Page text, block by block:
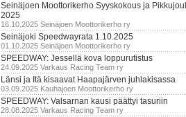
Seinäjoen Moottorikerho Syyskokous ja
2025
16.10.2025 Seinäjoen Moottorikerho ry
Seinäjoki Speedwayrata 1.10.2025
01.10.2025 Seinäjoen Moottorikerho ry
SPEEDWAY: Jessellä kova loppurutistus
24.09.2025 Varkaus Racing Team ry
Länsi ja Itä kisaavat Haapajärven juhlakisassa
03.09.2025 Kauhajoen Moottorikerho ry
SPEEDWAY: Valsarnan kausi päättyi tasuriin
28.08.2025 Varkaus Racing Team ry